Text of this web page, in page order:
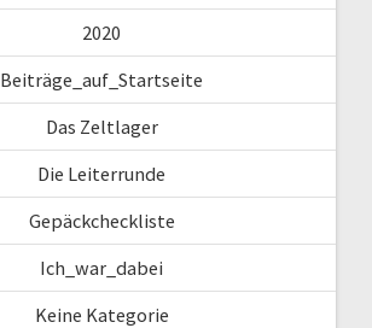
2020
Beiträge_auf_Startseite
Das Zeltlager
Die Leiterrunde
Gepäckcheckliste
Ich_war_dabei
Keine Kategorie